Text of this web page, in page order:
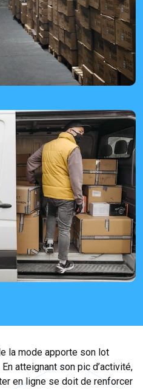
la mode apporte son lot
atteignant son pic d’activité,
en ligne se doit de renforcer